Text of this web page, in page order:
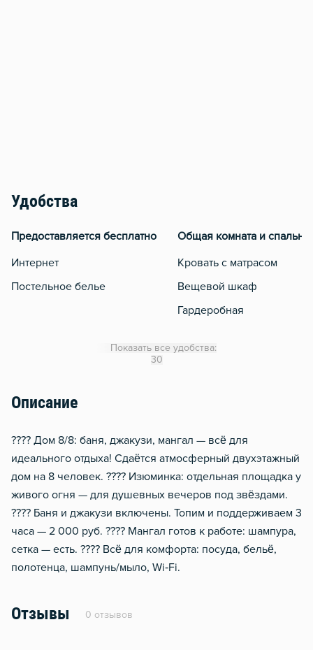
Удобства
Предоставляется бесплатно
Интернет
Постельное белье
Общая комната и спальня
Кровать с матрасом
Вещевой шкаф
Гардеробная
Тапочки
Показать все удобства:
30
Описание
???? Дом 8/8: баня, джакузи, мангал — всё для
идеального отдыха! Сдаётся атмосферный двухэтажный
дом на 8 человек. ???? Изюминка: отдельная площадка у
живого огня — для душевных вечеров под звёздами.
???? Баня и джакузи включены. Топим и поддерживаем 3
часа — 2 000 руб. ???? Мангал готов к работе: шампура,
сетка — есть. ???? Всё для комфорта: посуда, бельё,
полотенца, шампунь/мыло, Wi‑Fi.
Отзывы 0 отзывов